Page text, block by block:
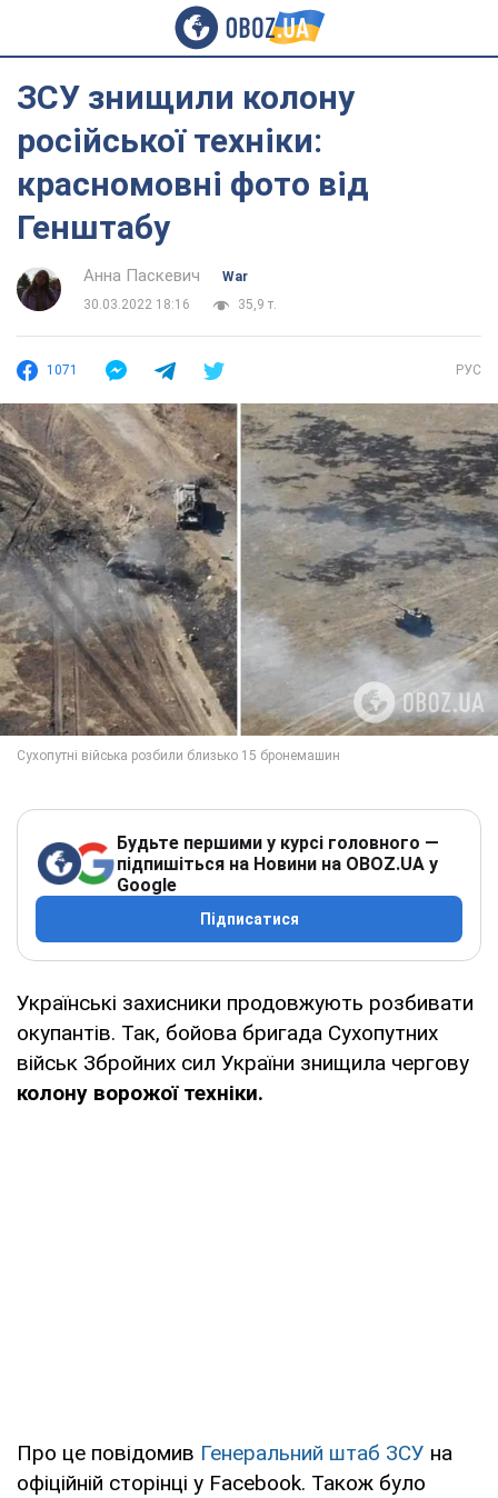
ЗСУ знищили колону
російської техніки:
красномовні фото від
Генштабу
Анна Паскевич
War
30.03.2022 18:16
35,9 т.
1071 РУС
Будьте першими у курсі головного —
підпишіться на Новини на OBOZ.UA у
Google
Підписатися
Українські захисники продовжують розбивати
окупантів. Так, бойова бригада Сухопутних
військ Збройних сил України знищила чергову
колону ворожої техніки.
Про це повідомив Генеральний штаб ЗСУ на
офіційній сторінці у Facebook. Також було